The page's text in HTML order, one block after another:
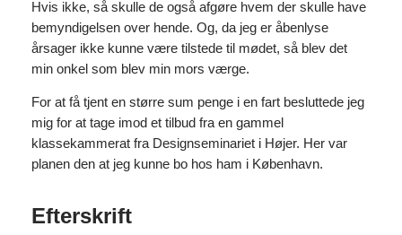
Hvis ikke, så skulle de også afgøre hvem der skulle have
bemyndigelsen over hende. Og, da jeg er åbenlyse
årsager ikke kunne være tilstede til mødet, så blev det
min onkel som blev min mors værge.
For at få tjent en større sum penge i en fart besluttede jeg
mig for at tage imod et tilbud fra en gammel
klassekammerat fra Designseminariet i Højer. Her var
planen den at jeg kunne bo hos ham i København.
Efterskrift